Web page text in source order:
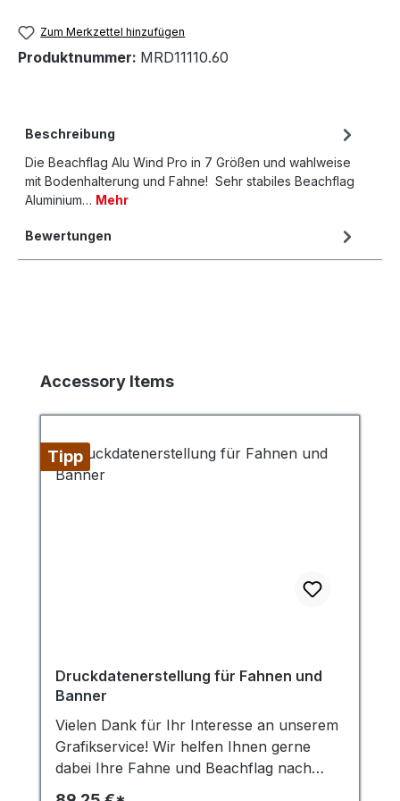
Zum Merkzettel hinzufügen
Produktnummer: MRD11110.60
Beschreibung
Die Beachflag Alu Wind Pro in 7 Größen und wahlweise
mit Bodenhalterung und Fahne! Sehr stabiles Beachflag
Aluminium… Mehr
Bewertungen
Produktgalerie überspringen
Accessory Items
Tipp
Druckdatenerstellung für Fahnen und
Banner
Vielen Dank für Ihr Interesse an unserem
Grafikservice! Wir helfen Ihnen gerne
dabei Ihre Fahne und Beachflag nach
Ihren Vorgaben zu entwerfen. Um die